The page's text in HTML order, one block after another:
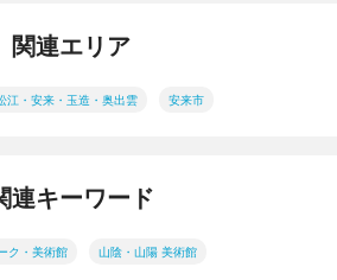
関連エリア
江・安来・玉造・奥出雲 安来市
連キーワード
ク・美術館 山陰・山陽 美術館